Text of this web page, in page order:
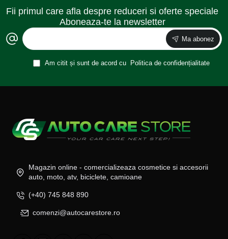
Fii primul care afla despre reduceri si oferte speciale
Aboneaza-te la newsletter
Ma abonez
Am citit și sunt de acord cu Politica de confidențialitate
Magazin online - comercializeaza cosmetice si accesorii
auto, moto, atv, biciclete, camioane
(+40) 745 848 890
comenzi@autocarestore.ro